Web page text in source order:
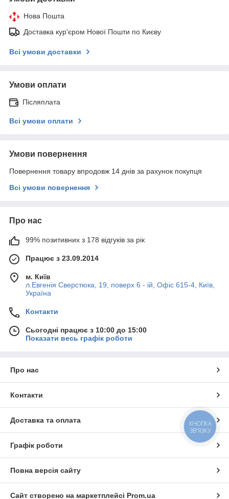
Нова Пошта
Доставка кур'єром Нової Пошти по Києву
Всі умови доставки
Умови оплати
Післяплата
Всі умови оплати
Умови повернення
Повернення товару впродовж 14 днів за рахунок покупця
Всі умови повернення
Про нас
99% позитивних з 178 відгуків за рік
Працює з 23.09.2014
м. Київ
л.Евгенія Сверстюка, 19, поверх 6 - ій, Офіс 615-4, Київ,
Україна
Контакти
Сьогодні працює з 10:00 до 15:00
Показати весь графік роботи
Про нас
Контакти
Доставка та оплата
Графік роботи
Повна версія сайту
Сайт створено на маркетплейсі Prom.ua
КНОПКА
ЗВ'ЯЗКУ